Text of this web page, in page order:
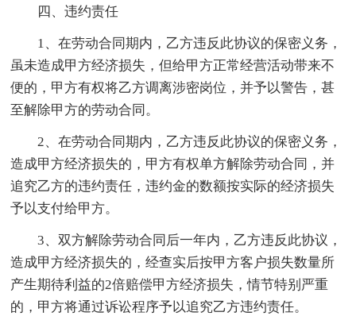
四、违约责任
1、在劳动合同期内，乙方违反此协议的保密义务，
虽未造成甲方经济损失，但给甲方正常经营活动带来不
便的，甲方有权将乙方调离涉密岗位，并予以警告，甚
至解除甲方的劳动合同。
2、在劳动合同期内，乙方违反此协议的保密义务，
造成甲方经济损失的，甲方有权单方解除劳动合同，并
追究乙方的违约责任，违约金的数额按实际的经济损失
予以支付给甲方。
3、双方解除劳动合同后一年内，乙方违反此协议，
造成甲方经济损失的，经查实后按甲方客户损失数量所
产生期待利益的2倍赔偿甲方经济损失，情节特别严重
的，甲方将通过诉讼程序予以追究乙方违约责任。